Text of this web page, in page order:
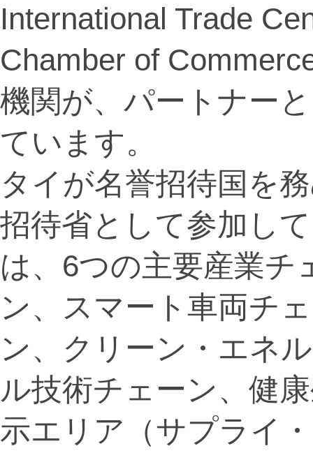
International Trade
Chamber of
機関が、パートナー
ています。
タイが名誉招待国を
招待省として参加し
は、6つの主要産業チ
ン、スマート車両チ
ン、クリーン・エネ
ル技術チェーン、健
示エリア（サプライ